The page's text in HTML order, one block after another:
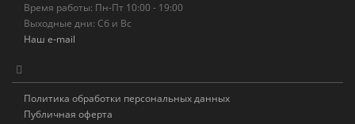
Время работы: Пн-Пт 10:00 - 19:00
Выходные дни: Сб и Вс
Наш e-mail
Политика обработки персональных данных
Публичная оферта